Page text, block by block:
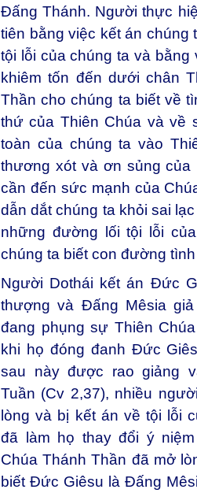
Đấng Thánh. Người thực
tiên bằng việc kết án chúng
tội lỗi của chúng ta và bằng
khiêm tốn đến dưới chân
Thần cho chúng ta biết về
thứ của Thiên Chúa và về
toàn của chúng ta vào
thương xót và ơn sủng của
cần đến sức mạnh của
dẫn dắt chúng ta khỏi sai
những đường lối tội lỗi
chúng ta biết con đường
Người Dothái kết án Đức
thượng và Đấng Mêsia
đang phụng sự Thiên
khi họ đóng đanh Đức
sau này được rao giảng
Tuần (Cv 2,37), nhiều
lòng và bị kết án về tội lỗi
đã làm họ thay đổi ý
Chúa Thánh Thần đã mở
biết Đức Giêsu là Đấng